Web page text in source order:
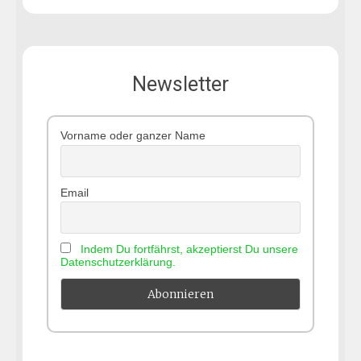
Newsletter
Vorname oder ganzer Name
Email
Indem Du fortfährst, akzeptierst Du unsere
Datenschutzerklärung.